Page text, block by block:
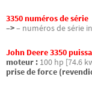
3350 numéros de série
–>– numéros de série
John Deere 3350
moteur : 100 hp [74.6
prise de force